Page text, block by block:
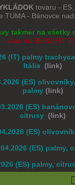
tovaru -
TUMA - Bánovce
takmer na všetky
- viac viz BENEFIT
(IT) palmy
Itália (link)
(ES)
palmy (link)
(ES)
citrusy (link)
(ES)
(ES) palmy,
(ES) palmy,